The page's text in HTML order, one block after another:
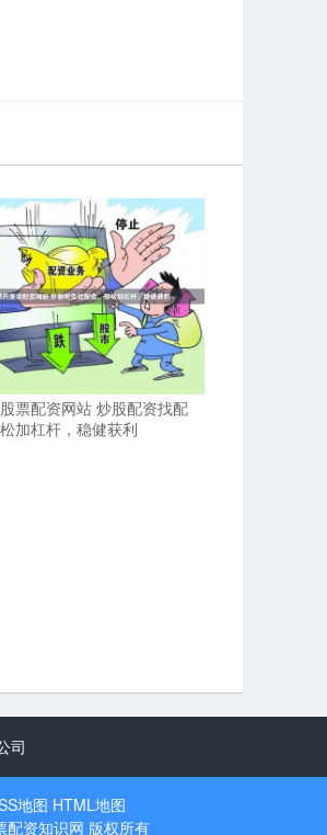
票配资网站 炒股配资找配
加杠杆，稳健获利
司
地图 HTML地图
配资知识网 版权所有